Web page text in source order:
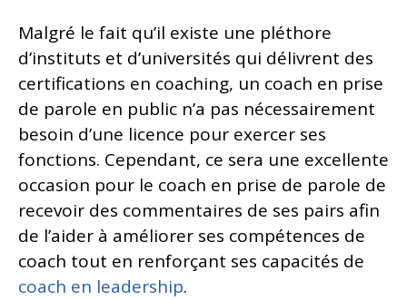
Malgré le fait qu’il existe une pléthore
d’instituts et d’universités qui délivrent des
certifications en coaching, un coach en prise
de parole en public n’a pas nécessairement
besoin d’une licence pour exercer ses
fonctions. Cependant, ce sera une excellente
occasion pour le coach en prise de parole de
recevoir des commentaires de ses pairs afin
de l’aider à améliorer ses compétences de
coach tout en renforçant ses capacités de
coach en leadership.